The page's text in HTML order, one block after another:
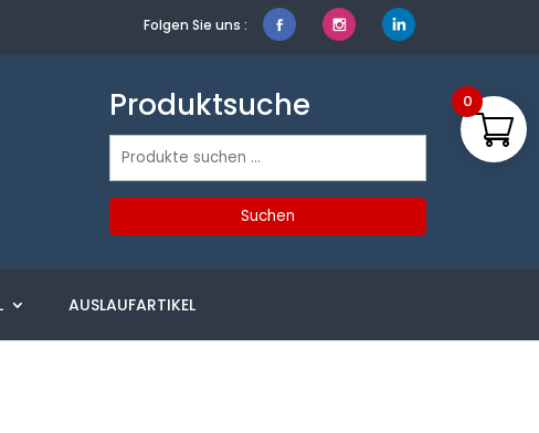
Folgen Sie uns :
Produktsuche
Suchen
Suchen
AUSLAUFARTIKEL
0